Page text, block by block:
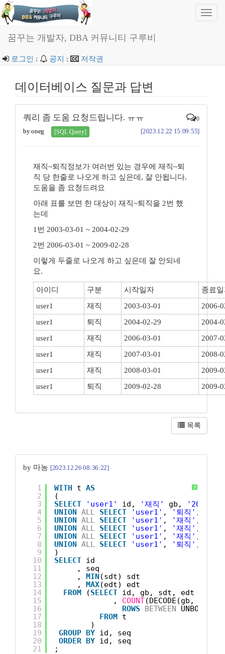
꿈꾸는 개발자, DBA 커뮤니티 구루비
로그인 : 공지 : 저작권
데이터베이스 질문과 답변
쿼리 좀 도움 요청드립니다. ㅠㅠ 0
by oneg [SQL Query] [2023.12.22 15:09:55]
재직~퇴직정보가 여러번 있는 경우에 재직~퇴
직 당 한줄로 나오게 하고 싶은데, 잘 안됩니다.
도움을 좀 요청드려요
아래 표를 보면 한 대상이 재직~퇴직을 2번 했
는데
1번 2003-03-01 ~ 2004-02-29
2번 2006-03-01 ~ 2009-02-28
이렇게 두줄로 나오게 하고 싶은데 잘 안되네
요.
아이디 구분 시작일자
종료
user1
재직 2003-03-01
2006-
user1
퇴직 2004-02-29
2004-
user1
재직 2006-03-01
2007-
user1
재직 2007-03-01
2008-
user1
재직 2008-03-01
2009-
user1
퇴직 2009-02-28 2009-
목록
by 마농 [2023.12.26 08:36:22]
?
1
2
3
4
5
6
7
8
9
10
11
12
13
14
15
16
17
18
19
20
21
WITH t AS
(
SELECT
'user1' id, '재직' gb,
'2003-
UNION ALL SELECT 'user1' , '퇴직' ,
UNION ALL SELECT 'user1' , '재직' ,
UNION ALL SELECT 'user1' , '재직' ,
UNION ALL SELECT 'user1' , '재직' ,
UNION ALL SELECT 'user1' , '퇴직' ,
)
SELECT id
, seq
, MIN(sdt) sdt
, MAX(edt) edt
FROM
(SELECT id, gb, sdt, edt
, COUNT(DECODE(gb,
ROWS
BETWEEN
FROM t
)
GROUP BY id, seq
ORDER BY id, seq
;